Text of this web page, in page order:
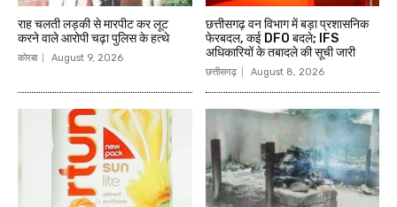
राह चलती लड़की से मारपीट कर लूट
करने वाले आरोपी चढ़ा पुलिस के हत्थे
कोरबा August 9, 2026
छत्तीसगढ़ वन विभाग में बड़ा प्रशासनिक
फेरबदल, कई DFO बदले; IFS
अधिकारियों के तबादले की सूची जारी
छत्तीसगढ़ August 8, 2026